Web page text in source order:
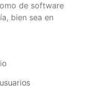
de software
bien sea en